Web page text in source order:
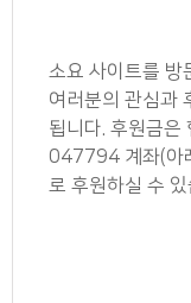
소요 사이트를 방
여러분의 관심과
됩니다. 후원금
047794 계좌(아
로 후원하실 수 있